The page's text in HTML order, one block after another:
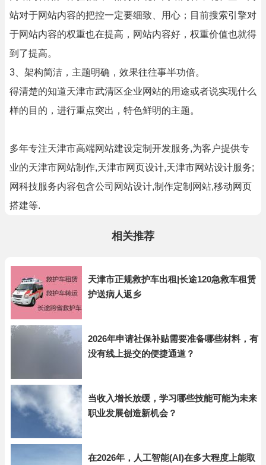
站对于网站内容的把控一定要细致、用心；目前搜索引擎对
于网站内容的权重也在提高，网站内容好，权重价值也就得
到了提高。
3、架构简洁，主题明确，效果往往事半功倍。
得清楚的知道天津市武清区企业网站的用途或者说实现什么
样的目的，进行重点突出，特色鲜明的主题。
多年专注天津市高端网站建设定制开发服务,为客户提供专
业的天津市网站制作,天津市网页设计,天津市网站设计服务;
网科技服务内容包含公司网站设计,制作定制网站,移动网页
搭建等.
相关推荐
天津市正规救护车出租|长途120急救车租赁
护送病人返乡
2026年申请社保补贴需要准备哪些材料，有
没有线上提交的便捷通道？
当收入增长放缓，学习哪些技能可能为未来
职业发展创造新机会？
在2026年，人工智能(AI)在多大程度上能取